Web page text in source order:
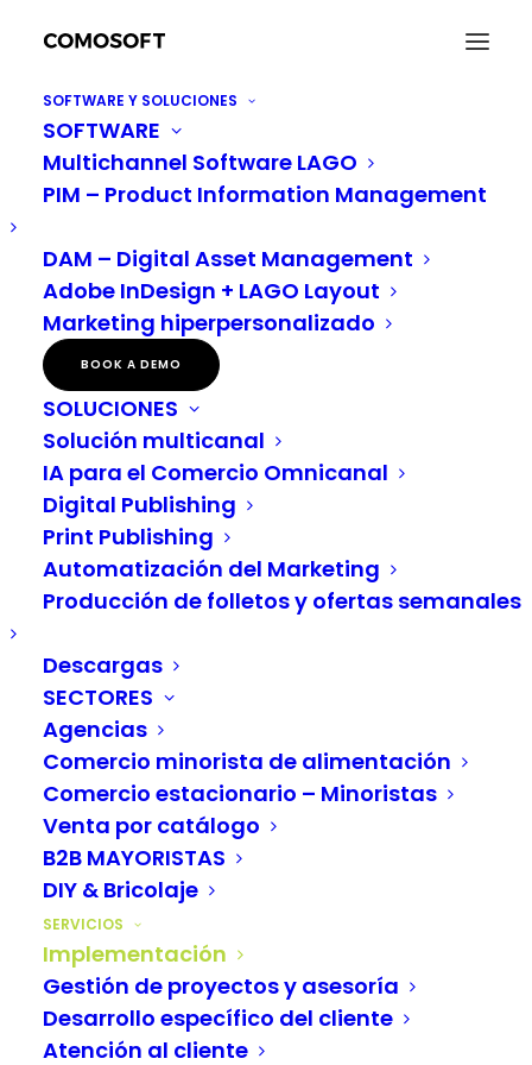
SOFTWARE Y SOLUCIONES
SOFTWARE
Multichannel Software LAGO
PIM – Product Information Management
DAM – Digital Asset Management
Adobe InDesign + LAGO Layout
Marketing hiperpersonalizado
BOOK A DEMO
SOLUCIONES
Solución multicanal
IA para el Comercio Omnicanal
Digital Publishing
Print Publishing
Automatización del Marketing
Producción de folletos y ofertas semanales
Descargas
SECTORES
Agencias
Comercio minorista de alimentación
Comercio estacionario – Minoristas
Venta por catálogo
B2B MAYORISTAS
DIY & Bricolaje
SERVICIOS
Implementación
Gestión de proyectos y asesoría
Desarrollo específico del cliente
Atención al cliente
IMPLEMENTACIÓN
Implementación de
LAGO: todo de una
sola fuente
Ustedanaliza y elabora sus procesosactuales
junto con nuestros asesores experimentados.
Juntos, usted crea un proceso ideal para sus
requisitos ampliados, actuales y eventuales en el
contexto de la implementación de LAGO. Si es
necesario, los asesores identifican los cambios
necesarios en el modelado de datos y las